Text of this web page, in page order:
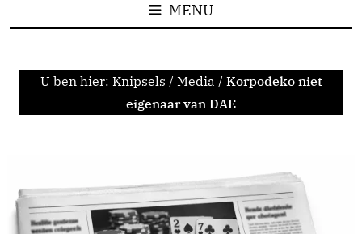
MENU
U ben hier: Knipsels / Media / Korpodeko niet
eigenaar van DAE